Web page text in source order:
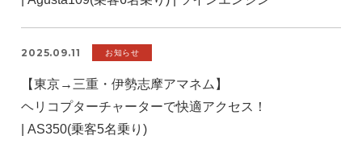
2025.09.11 お知らせ
【東京→三重・伊勢志摩アマネム】
ヘリコプターチャーターで快適アクセス！
| AS350(乗客5名乗り)